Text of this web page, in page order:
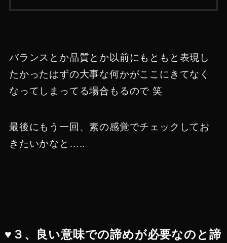
バランスとか品質とか以前にもともと表現し
たかったはずの大事な何かがここにきてなく
なってしまってる場合もるので 笑
最後にもう一回、素の感覚でチェックしてお
きたいかなと…..
♥３、良い意味での諦めが必要なのと諦